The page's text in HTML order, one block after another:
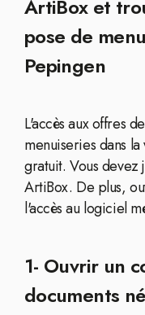
ArtiBox et
pose de
Pepingen
L'accès aux offres
menuiseries dans
gratuit. Vous devez
ArtiBox. De plus,
l'accès au logiciel
1- Ouvrir un
documents